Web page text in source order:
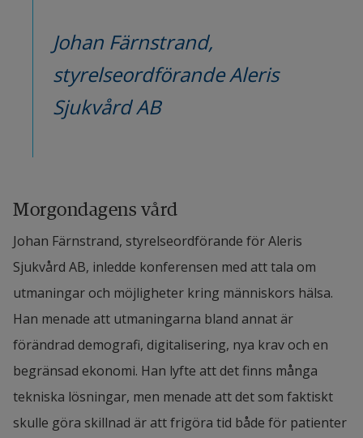
Johan Färnstrand,
styrelseordförande Aleris
Sjukvård AB
Morgondagens vård
Johan Färnstrand, styrelseordförande för Aleris
Sjukvård AB, inledde konferensen med att tala om
utmaningar och möjligheter kring människors hälsa.
Han menade att utmaningarna bland annat är
förändrad demografi, digitalisering, nya krav och en
begränsad ekonomi. Han lyfte att det finns många
tekniska lösningar, men menade att det som faktiskt
skulle göra skillnad är att frigöra tid både för patienter